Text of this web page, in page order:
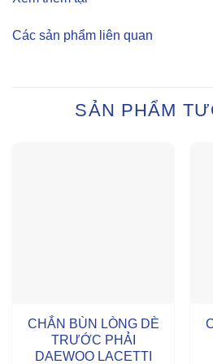
Các sản phẩm liên quan
SẢN PHẨM
CHẮN BÙN LÒNG DÈ
TRƯỚC PHẢI
DAEWOO LACETTI